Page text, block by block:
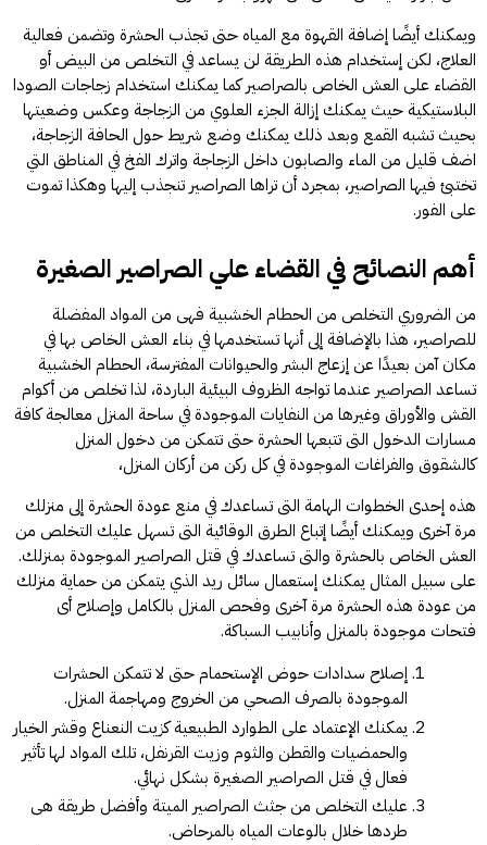
ويمكنك أيضًا إضافة القهوة مع المياه حتى تجذب الحشرة وتضمن فعالية
العلاج، لكن إستخدام هذه الطريقة لن يساعد في التخلص من البيض أو
القضاء على العش الخاص بالصراصير كما يمكنك استخدام زجاجات الصودا
البلاستيكية حيث يمكنك إزالة الجزء العلوي من الزجاجة وعكس وضعيتها
بحيث تشبه القمع وبعد ذلك يمكنك وضع شريط حول الحافة الزجاجة،
اضف قليل من الماء والصابون داخل الزجاجة واترك الفخ في المناطق التي
تختبئ فيها الصراصير، بمجرد أن تراها الصراصير تنجذب إليها وهكذا تموت
على الفور.
أهم النصائح في القضاء علي الصراصير الصغيرة
من الضروري التخلص من الحطام الخشبية فهى من المواد المفضلة
للصراصير، هذا بالإضافة إلى أنها تستخدمها في بناء العش الخاص بها في
مكان آمن بعيدًا عن إزعاج البشر والحيوانات المفترسة، الحطام الخشبية
تساعد الصراصير عندما تواجه الظروف البيئية الباردة، لذا تخلص من أكوام
القش والأوراق وغيرها من النفايات الموجودة في ساحة المنزل معالجة كافة
مسارات الدخول التى تتبعها الحشرة حتى تتمكن من دخول المنزل
كالشقوق والفراغات الموجودة في كل ركن من أركان المنزل،
هذه إحدى الخطوات الهامة التى تساعدك في منع عودة الحشرة إلى منزلك
مرة آخرى ويمكنك أيضًا إتباع الطرق الوقائية التى تسهل عليك التخلص من
العش الخاص بالحشرة والتى تساعدك في قتل الصراصير الموجودة بمنزلك.
على سبيل المثال يمكنك إستعمال سائل ريد الذي يتمكن من حماية منزلك
من عودة هذه الحشرة مرة آخرى وفحص المنزل بالكامل وإصلاح أى
فتحات موجودة بالمنزل وأنابيب السباكة.
إصلاح سدادات حوض الإستحمام حتى لا تتمكن الحشرات
الموجودة بالصرف الصحي من الخروج ومهاجمة المنزل.
يمكنك الإعتماد على الطوارد الطبيعية كزيت النعناع وقشر الخيار
والحمضيات والقطن والثوم وزيت القرنفل، تلك المواد لها تأثير
فعال في قتل الصراصير الصغيرة بشكل نهائي.
عليك التخلص من جثث الصراصير الميتة وأفضل طريقة هى
طردها خلال بالوعات المياه بالمرحاض.